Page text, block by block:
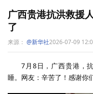
广西贵港抗洪救援
了
来源： @新华社2026-07-09
7月8日，广西贵港，
睡。网友：辛苦了！感谢你